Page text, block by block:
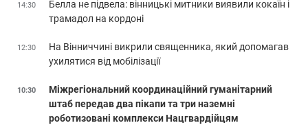
14:30
Белла не підвела: вінницькі митники виявили кокаїн і
трамадол на кордоні
12:30
На Вінниччині викрили священника, який допомагав
ухилятися від мобілізації
10:30
Міжрегіональний координаційний гуманітарний
штаб передав два пікапи та три наземні
роботизовані комплекси Нацгвардійцям